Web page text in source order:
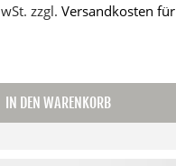
zzgl. Versandkosten für
IN DEN WARENKORB